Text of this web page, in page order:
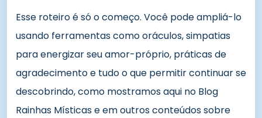
Esse roteiro é só o começo. Você pode ampliá-lo
usando ferramentas como oráculos, simpatias
para energizar seu amor-próprio, práticas de
agradecimento e tudo o que permitir continuar se
descobrindo, como mostramos aqui no Blog
Rainhas Místicas e em outros conteúdos sobre